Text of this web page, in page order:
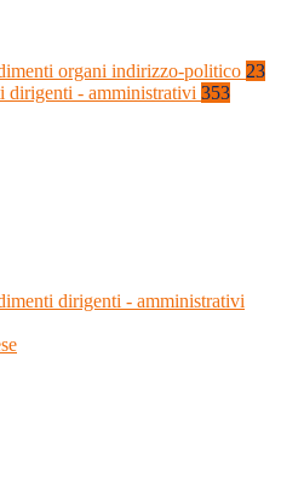
organi indirizzo-politico 23
dirigenti - amministrativi 353
dirigenti - amministrativi